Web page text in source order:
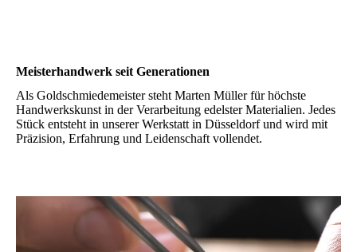
Meisterhandwerk seit Generationen
Als Goldschmiedemeister steht Marten Müller für höchste
Handwerkskunst in der Verarbeitung edelster Materialien. Jedes
Stück entsteht in unserer Werkstatt in Düsseldorf und wird mit
Präzision, Erfahrung und Leidenschaft vollendet.